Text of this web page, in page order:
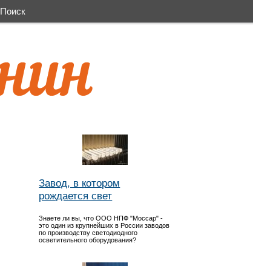
Поиск
Завод, в котором
рождается свет
Знаете ли вы, что ООО НПФ "Моссар" -
это один из крупнейших в России заводов
по производству светодиодного
осветительного оборудования?